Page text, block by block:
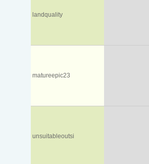
landquality
matureepic23
unsuitableoutsi